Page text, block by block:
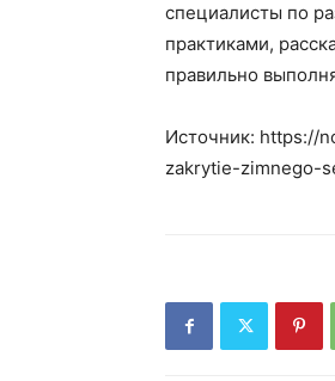
специалисты по
практиками,
правильно
Источник: https://
zakrytie-zimnego-